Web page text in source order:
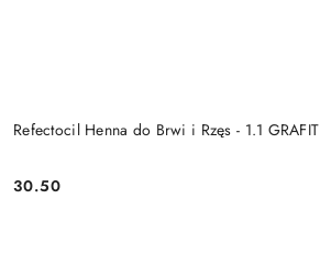
Refectocil Henna do Brwi i Rzęs - 1.1 GRAFIT
Cena:
30.50